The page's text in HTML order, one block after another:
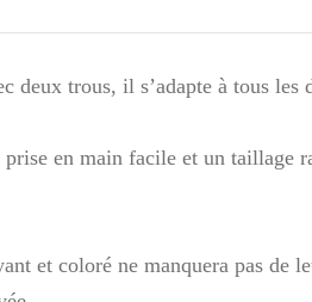
deux trous, il s’adapte à tous les
en main facile et un taillage
et coloré ne manquera pas de